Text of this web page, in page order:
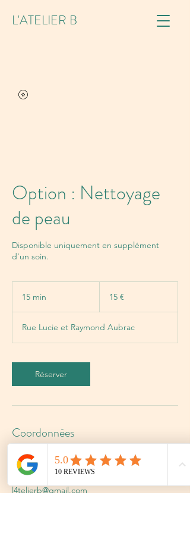
L'ATELIER B
Option : Nettoyage
de peau
Disponible uniquement en supplément
d'un soin.
15 min
i
n
15 €
Rue Lucie et Raymond Aubrac
Réserver
Coordonnées
L'atelier B, Rue Lucie et Raymond Aubrac,
Murviel-lès-Montpellier, France
0636903036
l4telierb@gmail.com